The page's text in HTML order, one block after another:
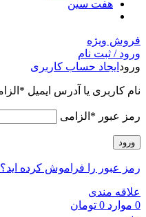
هفت سین
فروش ویژه
ورود / ثبت نام
ورود ایجاد حساب کاربری
نام کاربری یا آدرس ایمیل *
رمز عبور * الزامی
ورود
رمز عبور را فراموش کرده اید؟
علاقه مندی
0 موارد 0 تومان